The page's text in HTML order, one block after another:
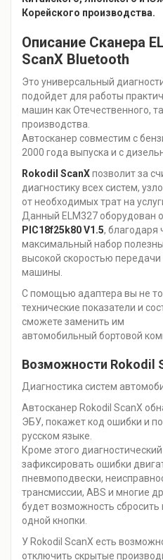
Корейского производства.
Описание Сканера
ScanX Bluetooth
Это универсальный
подойдет для работы
машин как Отечественного,
производства.
Автосканер совместим с
2000 года выпуска и с
Rokodil ScanXпозволит за
диагностику всех систем,
от необходимых трат на
Данный ELM327 оборудован
PIC18f25k80 V1.5, благодаря
максимальный набор
высокой скоростью
машины.
С помощью адаптера вы не
технические показатели и
сможете заменить им
автомобильный бортовой
Возможности Rokodil
Диагностика систем
Автосканер Rokodil ScanX
ЭБУ, покажет код ошибки и
русском языке.
Кроме этого
зафиксировать ошибки
пневмоподвески,
трансмиссии, ABS и многие
будет возможность
одной кнопки.
У Rokodil ScanX есть
отключить скрытые